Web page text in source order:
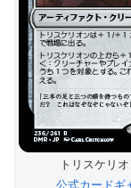
トリスケリ
公式カードギ